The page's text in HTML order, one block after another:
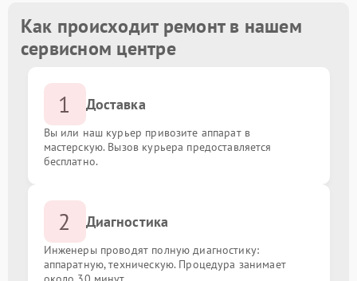
Замена процессора
Ремонт системы охлаждения
Восстановление информации с жесткого диска
Замена оперативной памяти
Замена материнской платы от 1500.00 ₽
Как происходит ремонт в нашем
сервисном центре
1 Доставка
Вы или наш курьер привозите аппарат в
мастерскую. Вызов курьера предоставляется
бесплатно.
2 Диагностика
Инженеры проводят полную диагностику:
аппаратную, техническую. Процедура занимает